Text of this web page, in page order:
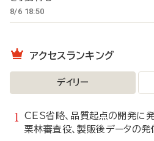
8/6 18:50
アクセスランキング
デイリー
CES省略、品質起点の開発
栗林審査役、製販後データの発